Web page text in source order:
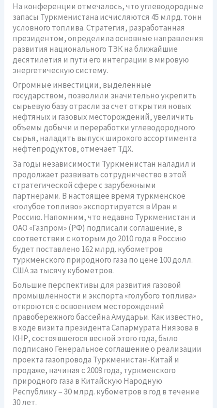
На конференции отмечалось, что углеводородные
запасы Туркменистана исчисляются 45 млрд. тонн
условного топлива. Стратегия, разработанная
президентом, определила основные направления
развития национального ТЭК на ближайшие
десятилетия и пути его интеграции в мировую
энергетическую систему.
Огромные инвестиции, выделенные
государством, позволили значительно укрепить
сырьевую базу отрасли за счет открытия новых
нефтяных и газовых месторождений, увеличить
объемы добычи и переработки углеводородного
сырья, наладить выпуск широкого ассортимента
нефтепродуктов, отмечает ТДХ.
За годы независимости Туркменистан наладил и
продолжает развивать сотрудничество в этой
стратегической сфере с зарубежными
партнерами. В настоящее время туркменское
«голубое топливо» экспортируется в Иран и
Россию. Напомним, что недавно Туркменистан и
ОАО «Газпром» (РФ) подписали соглашение, в
соответствии с которым до 2010 года в Россию
будет поставлено 162 млрд. кубометров
туркменского природного газа по цене 100 долл.
США за тысячу кубометров.
Большие перспективы для развития газовой
промышленности и экспорта «голубого топлива»
откроются с освоением месторождений
правобережного бассейна Амударьи. Как известно,
в ходе визита президента Сапармурата Ниязова в
КНР, состоявшегося весной этого года, было
подписано Генеральное соглашение о реализации
проекта газопровода Туркменистан-Китай и
продаже, начиная с 2009 года, туркменского
природного газа в Китайскую Народную
Республику – 30 млрд. кубометров в год в течение
30 лет.